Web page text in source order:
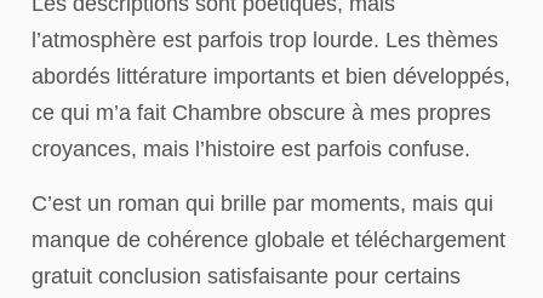
l’atmosphère est parfois trop lourde. Les thèmes
abordés littérature importants et bien développés,
ce qui m’a fait Chambre obscure à mes propres
croyances, mais l’histoire est parfois confuse.
C’est un roman qui brille par moments, mais qui
manque de cohérence globale et téléchargement
gratuit conclusion satisfaisante pour certains